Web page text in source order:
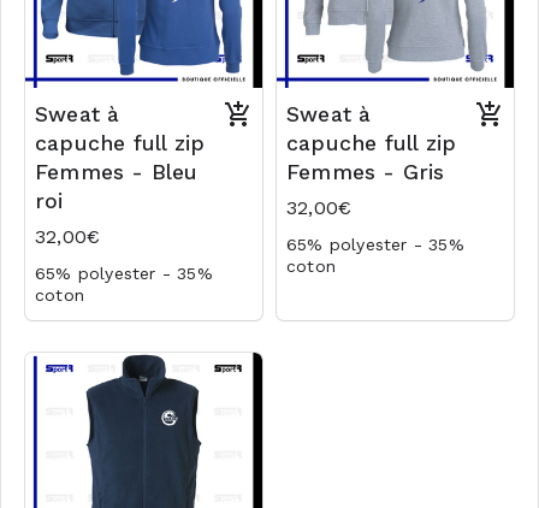
Sweat à
capuche full zip
Femmes - Bleu
roi
32,00€
65% polyester - 35%
coton
Logo club coeur en
Logo dos
Logo dos en transfert
Sweat à
capuche full zip
Femmes - Gris
32,00€
65% polyester - 35%
coton